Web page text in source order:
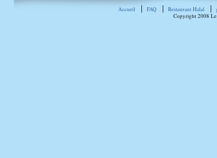
Accueil FAQ Restaurant Halal
Copyright 2008